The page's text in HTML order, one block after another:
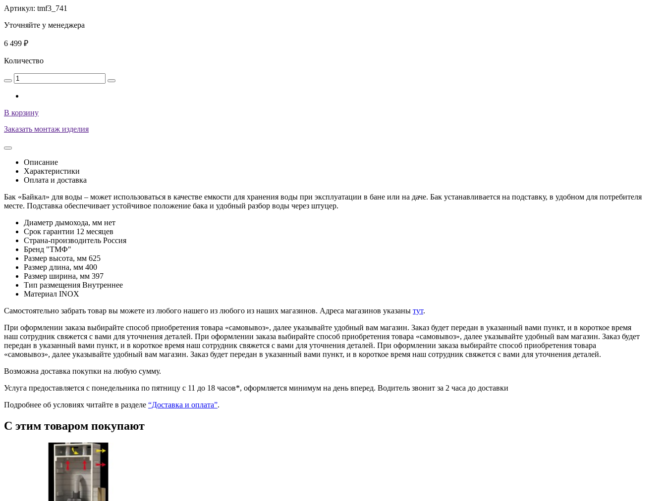
Артикул: tmf3_741
Уточняйте у менеджера
6 499 ₽
Количество
В корзину
Заказать монтаж изделия
Описание
Характеристики
Оплата и доставка
Бак «Байкал» для воды – может использоваться в качестве емкости для хранения воды при эксплуатации в бане или на даче. Бак устанавливается на подставку, в удобном для потребителя
месте. Подставка обеспечивает устойчивое положение бака и удобный разбор воды через штуцер.
Диаметр дымохода, мм нет
Срок гарантии 12 месяцев
Страна-производитель Россия
Бренд "ТМФ"
Размер высота, мм 625
Размер длина, мм 400
Размер ширина, мм 397
Тип размещения Внутреннее
Материал INOX
Самостоятельно забрать товар вы можете из любого нашего из любого из наших магазинов. Адреса магазинов указаны тут.
При оформлении заказа выбирайте способ приобретения товара «самовывоз», далее указывайте удобный вам магазин. Заказ будет передан в указанный вами пункт, и в короткое время
наш сотрудник свяжется с вами для уточнения деталей. При оформлении заказа выбирайте способ приобретения товара «самовывоз», далее указывайте удобный вам магазин. Заказ будет
передан в указанный вами пункт, и в короткое время наш сотрудник свяжется с вами для уточнения деталей. При оформлении заказа выбирайте способ приобретения товара
«самовывоз», далее указывайте удобный вам магазин. Заказ будет передан в указанный вами пункт, и в короткое время наш сотрудник свяжется с вами для уточнения деталей.
Возможна доставка покупки на любую сумму.
Услуга предоставляется с понедельника по пятницу с 11 до 18 часов*, оформляется минимум на день вперед. Водитель звонит за 2 часа до доставки
Подробнее об условиях читайте в разделе “Доставка и оплата”.
С этим товаром покупают